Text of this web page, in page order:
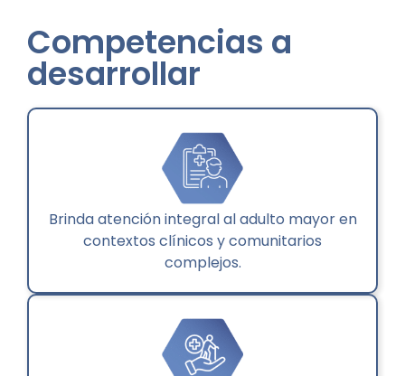
Competencias a
desarrollar
Brinda atención integral al adulto mayor en
contextos clínicos y comunitarios
complejos.